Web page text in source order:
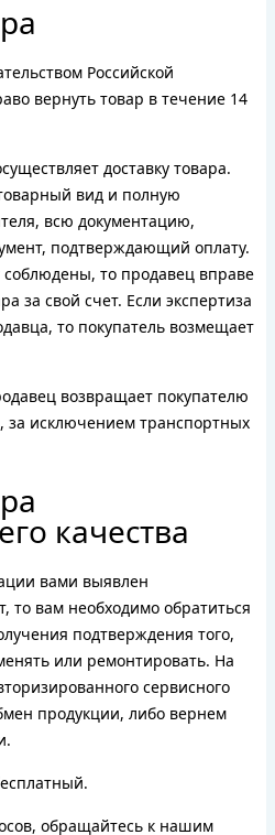
Российской
вернуть товар в течение 14
доставку товара.
вид и полную
всю документацию,
подтверждающий оплату.
соблюдены, то продавец вправе
за свой счет. Если экспертиза
то покупатель возмещает
возвращает покупателю
за исключением транспортных
качества
вами выявлен
то вам необходимо обратиться
подтверждения того,
или ремонтировать. На
сервисного
продукции, либо вернем
обращайтесь к нашим